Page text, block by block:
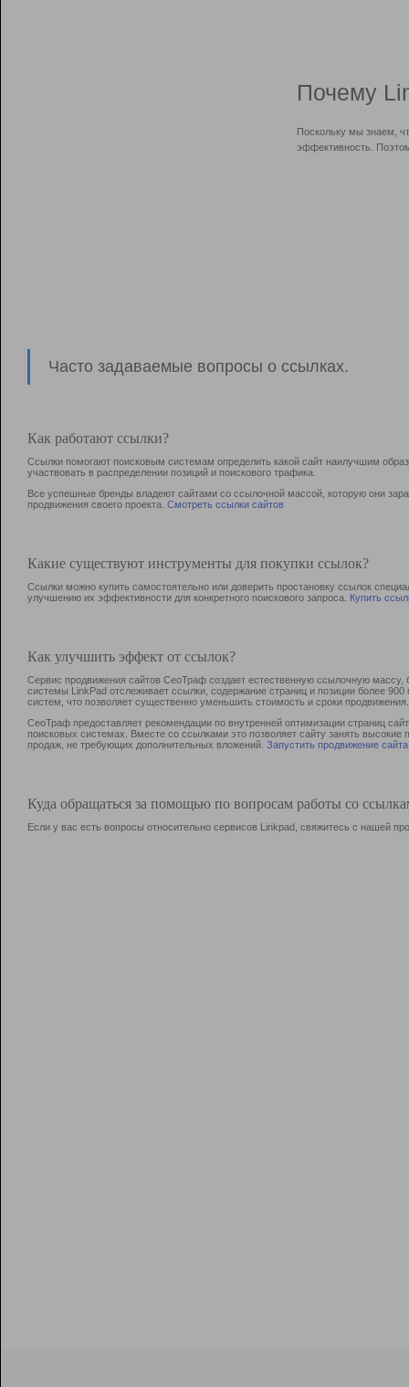
Почему
Поскольку мы знаем,
эффективность.
Часто задаваемые вопросы о ссылках.
Как работают ссылки?
Ссылки помогают поисковым системам определить какой сайт наилучшим
участвовать в раcпределении позиций и поискового трафика.
Все успешные бренды владеют сайтами со ссылочной массой, которую они
продвижения своего проекта. Смотреть ссылки сайтов
Какие существуют инструменты для покупки ссылок?
Ссылки можно купить самостоятельно или доверить простановку ссылок
улучшению их эффективности для конкретного поискового запроса. Купить
Как улучшить эффект от ссылок?
Сервис продвижения сайтов СеоТраф создает естественную ссылочную
системы LinkPad отслеживает ссылки, содержание страниц и позиции более
систем, что позволяет существенно уменьшить стоимость и сроки продвижения.
СеоТраф предоставляет рекомендации по внутренней оптимизации страниц
поисковых системах. Вместе со ссылками это позволяет сайту занять
продаж, не требующих дополнительных вложений. Запустить продвижение сайта
Куда обращаться за помощью по вопросам работы со
Если у вас есть вопросы относительно сервисов Linkpad, свяжитесь с нашей